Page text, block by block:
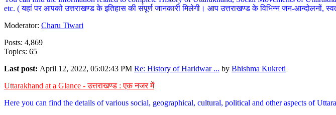
etc. ( यहां पर आपको उत्तराखण्ड के इतिहास की संपूर्ण जानकारी मिलेगी। आप उत्तराखण्ड के विभिन्न जन-आन्दोलनों,
Moderator: Charu Tiwari
Posts: 4,869
Topics: 65
Last post: April 12, 2022, 05:02:43 PM Re: History of Haridwar ... by Bhishma Kukreti
Uttarakhand at a Glance - उत्तराखण्ड : एक नजर में
Here you can find the details of various social, geographical, cultural, political and other aspects of